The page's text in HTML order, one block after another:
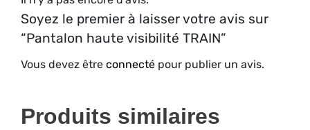
Soyez le premier à laisser votre avis sur
“Pantalon haute visibilité TRAIN”
Vous devez être connecté pour publier un avis.
Produits similaires